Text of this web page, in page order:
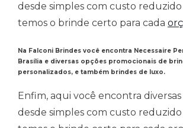
desde simples com custo
temos o brinde certo para cada
Na Falconi Brindes você encontra Necessaire
Brasília e diversas opções promocionais de
personalizados, e também brindes de luxo.
Enfim, aqui você encontra
desde simples com custo